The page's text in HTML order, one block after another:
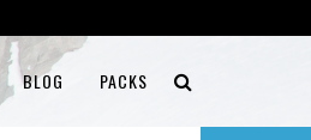
BLOG PACKS